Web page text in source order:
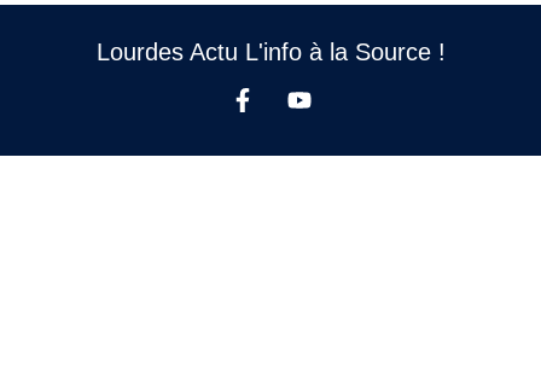
Lourdes Actu L'info à la Source !